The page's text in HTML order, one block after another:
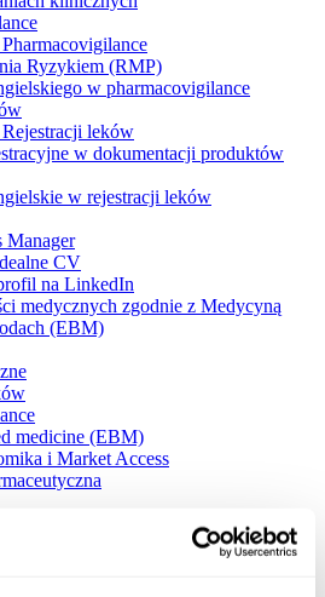
Ryzykiem (RMP)
w pharmacovigilance
Rejestracji leków
w dokumentacji produktów
w rejestracji leków
Manager
CV
na LinkedIn
medycznych zgodnie z Medycyną
(EBM)
medicine (EBM)
i Market Access